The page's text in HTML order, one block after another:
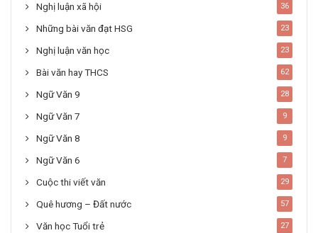
Nghị luận xã hội 36
Những bài văn đạt HSG 23
Nghị luận văn học 23
Bài văn hay THCS 62
Ngữ Văn 9 28
Ngữ Văn 7 9
Ngữ Văn 8 9
Ngữ Văn 6 7
Cuộc thi viết văn 29
Quê hương – Đất nước 57
Văn học Tuổi trẻ 27